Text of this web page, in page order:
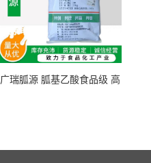
广瑞胍源 胍基乙酸食品级 高